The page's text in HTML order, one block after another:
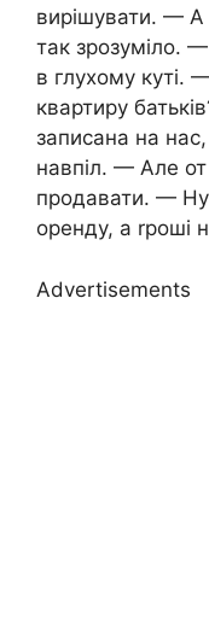
вирішувати. — А
так зрозуміло.
в глухому куті.
квартиру
записана на
навпіл. — Але от
продавати. —
оренду, а rроші
Advertisements